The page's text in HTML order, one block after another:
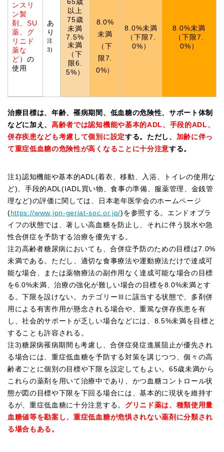
ンスリ
ン製
剤、SU
薬、グ
リニド
薬な
ど ）の
使用
あ
り
注
3)
65歳
以上
75歳
未満
7.5%
未満
（下
限6.
5%）
8.0%
未満
（下
限7.
0%）
8.0%未満
（下限7.
0%）
8.0%未満
（下限7.
0%）
治療目標は、年齢、罹病期間、低血糖の危険性、サポート体制
などに加え、高齢者では認知機能や基本的ADL、手段的ADL、
併存疾患なども考慮して個別に設定する。ただし、 加齢に伴っ
て重症低血糖の危険性が高くなることに十分注意する。
注1)認知機能や基本的ADL(着衣、移動、入浴、トイレの使用な
ど)、手段的ADL(IADL買い物、食事の準備、服薬管理、金銭管
理など)の評価に関しては、日本老年医学会のホームページ
( https://www.jpn-geriat-soc.or.jp/)を参照する。エンドオブラ
イフの状態では、著しい高血糖を防止し、それに伴う脱水や急
性合併症を予防する治療を優先する。
注2)高齢者糖尿病においても、合併症予防のための目標は7.0%
未満である。ただし、適切な食事療法や運動療法だけで達成可
能な場合、または薬物療法の副作用なく達成可能な場合の目標
を6.0%未満、治療の強化が難しい場合の目標を8.0%未満とす
る。下限を設けない。カテゴリーⅢに該当する状態で、多剤併
用による有害作用が懸念される場合や、重篤な併存疾患を有
し、社会的サポートが乏しい場合などには、8.5%未満を目標と
することも許容される。
注3)糖尿病罹病期間も考慮し、合併症発症進展阻止が優先され
る場合には、重症低血糖を予防する対策を講じつつ、個々の高
齢者ごとに個別の目標や下限を設定してもよい。65歳未満から
これらの薬剤を用いて治療中であり、かつ血糖コントロール状
態が図の目標や下限を下回る場合には、基本的に現状を維持す
るが、重症低血糖に十分注意する。 グリニド薬は、種類使用量
血糖値等を勘案し、重症低血糖が危惧されない薬剤に分類され
る場合もある。